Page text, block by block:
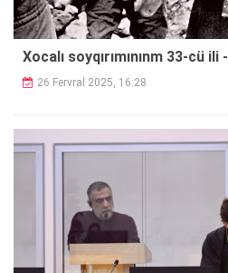
Xocalı soyqırımınınm 33-cü ili -
26 Fervral 2025, 16:28